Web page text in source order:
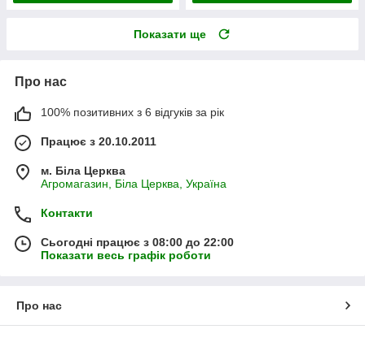
Показати ще
Про нас
100% позитивних з 6 відгуків за рік
Працює з 20.10.2011
м. Біла Церква
Агромагазин, Біла Церква, Україна
Контакти
Сьогодні працює з 08:00 до 22:00
Показати весь графік роботи
Про нас